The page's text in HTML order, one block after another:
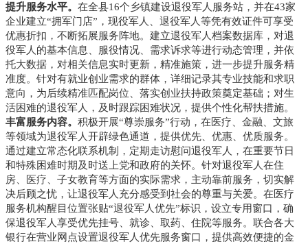
提升服务水平。 在全县16个乡镇建设退役军人服务站，并在43家
企业建立“拥军门店”，现役军人、退役军人等凭有效证件可享受
优惠折扣，不断拓展服务阵地。建立退役军人档案数据库，对退
役军人的基本信息、服役情况、需求诉求等进行动态管理，并依
托大数据，对相关信息实时更新，精准施策，进一步提升服务精
准度。针对有就业创业需求的群体，详细记录其专业技能和求职
意向，为后续精准匹配岗位、落实创业扶持政策奠定基础；对生
活困难的退役军人，及时跟踪困难状况，提供个性化帮扶措施。
丰富服务内容。 积极开展“尊崇服务”行动，在医疗、金融、文旅
等领域为退役军人开辟绿色通道，提供优先、优惠、优质服务。
通过建立常态化联系机制，定期走访慰问退役军人，在重要节日
和特殊困难时期及时送上党和政府的关怀。针对退役军人在住
房、医疗、子女教育等方面的实际需求，主动靠前服务，切实解
决后顾之忧，让退役军人充分感受到社会的尊重与关爱。在医疗
服务机构醒目位置张贴“退役军人优先”标识，设立专用窗口，确
保退役军人享受优先挂号、就诊、取药、住院等服务。联合各大
银行在营业网点设置退役军人优先服务窗口，提供高效便捷的金